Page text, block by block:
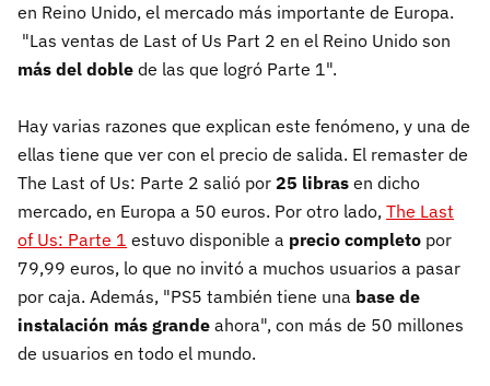
en Reino Unido, el mercado más importante de Europa.
"Las ventas de Last of Us Part 2 en el Reino Unido son
más del doble de las que logró Parte 1".
Hay varias razones que explican este fenómeno, y una de
ellas tiene que ver con el precio de salida. El remaster de
The Last of Us: Parte 2 salió por 25 libras en dicho
mercado, en Europa a 50 euros. Por otro lado, The Last
of Us: Parte 1 estuvo disponible a precio completo por
79,99 euros, lo que no invitó a muchos usuarios a pasar
por caja. Además, "PS5 también tiene una base de
instalación más grande ahora", con más de 50 millones
de usuarios en todo el mundo.